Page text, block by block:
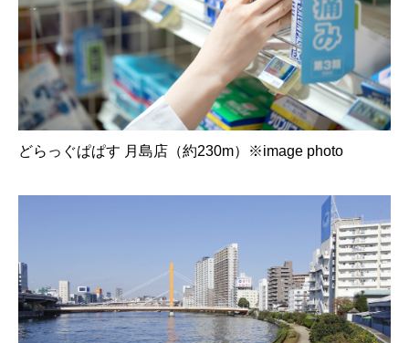
どらっぐぱぱす 月島店（約230m）※image photo